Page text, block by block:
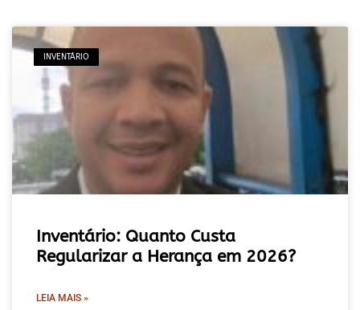
INVENTÁRIO
Inventário: Quanto Custa
Regularizar a Herança em 2026?
LEIA MAIS »